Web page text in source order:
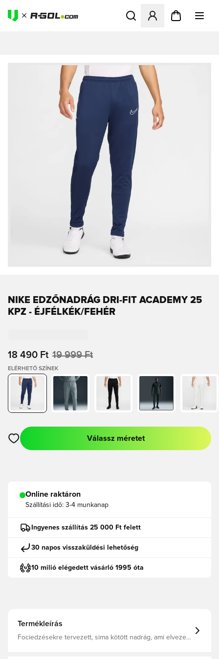
Megnyit egy modált a
NIKE EDZŐNADRÁG DRI-FIT ACADEMY 25
KPZ - ÉJFÉLKÉK/FEHÉR
18 490 Ft 19 999 Ft
ELÉRHETŐ SZÍNEK
Megnyit egy modált a bejelentkezéshez vagy a tagként való
Válassz méretet
Online raktáron
Szállítási idő: 3-4 munkanap
Ingyenes szállítás 25 000 Ft felett
30 napos visszaküldési lehetőség
10 milió elégedett vásárló 1995 óta
Termékleírás
Fociedzésekre tervezett, sima kötött nadrág, ami elvezeti